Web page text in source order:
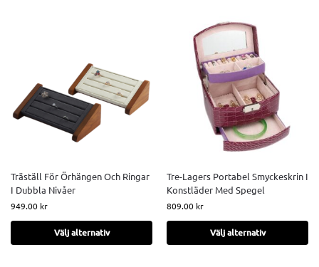
Träställ För Örhängen Och Ringar
I Dubbla Nivåer
949.00 kr
Välj alternativ
Tre-Lagers Portabel Smyckeskrin I
Konstläder Med Spegel
809.00 kr
Välj alternativ